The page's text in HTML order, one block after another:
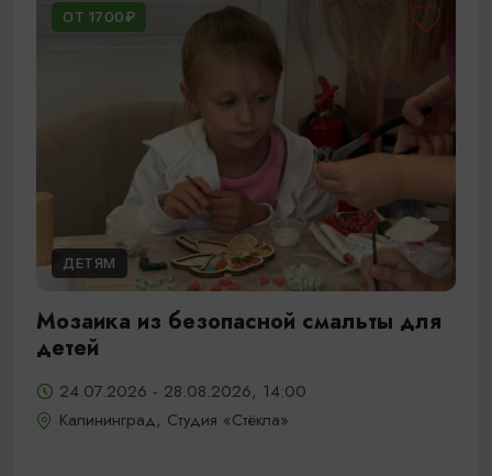
ОТ 1700₽
ДЕТЯМ
Мозаика из безопасной смальты для
детей
24.07.2026 - 28.08.2026, 14:00
Калининград, Студия «Стёкла»